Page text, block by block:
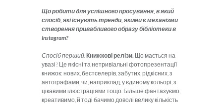
Що робити для успішного просування, в який
спосіб, які існують тренди, якимиємеханізми
створення привабливого образу бібліотеки в
Instagram?
Спосіб перший. Книжкові релізи. Що мається на
увазі? Це якісні та нетривіальні фотопрезентації
книжок: нових, бестселерів, забутих, рідкісних, з
автографами, чи, наприклад, у єдиному кольорі, з
цікавими ілюстраціями тощо. Більше фантазуємо,
креативимо, й тоді бачимо доволі велику кількість